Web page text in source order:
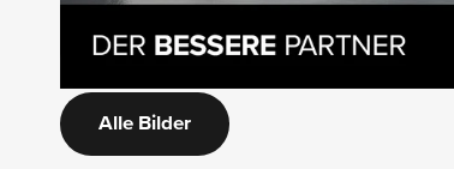
Alle Bilder